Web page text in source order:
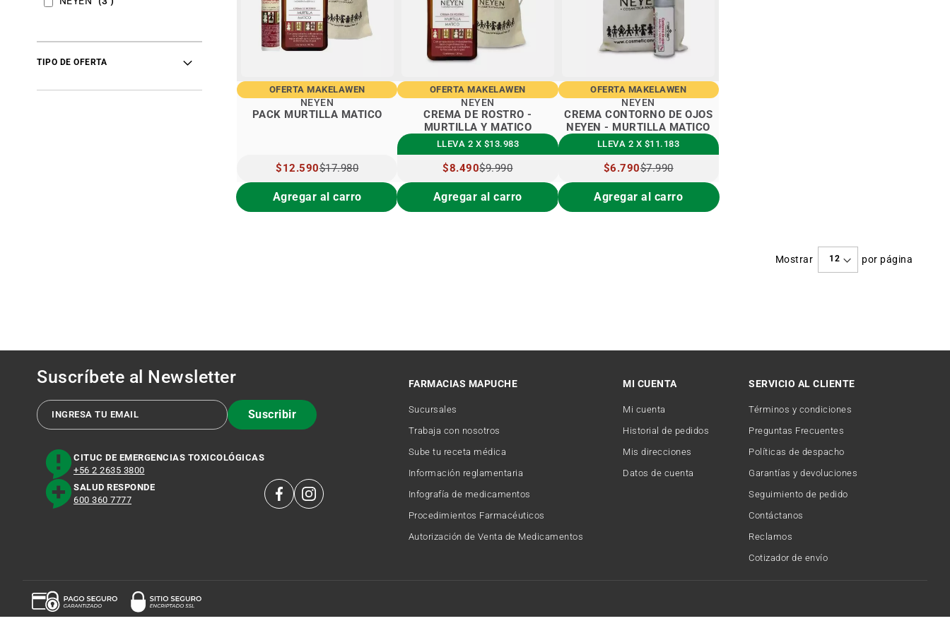
OFERTA MAKELAWEN
PACK MURTILLA MATICO
NEYEN
PRECIO
ESPECIAL
$12.590$17.980
Agregar al carro
OFERTA MAKELAWEN
CREMA DE ROSTRO -
MURTILLA Y MATICO
NEYEN
LLEVA 2 X $13.983
PRECIO
ESPECIAL
$8.490$9.990
Agregar al carro
OFERTA MAKELAWEN
CREMA CONTORNO DE OJOS
NEYEN - MURTILLA MATICO
NEYEN
LLEVA 2 X $11.183
PRECIO
ESPECIAL
$6.790$7.990
Agregar al carro
Mostrar por página
TIPO DE OFERTA
Suscríbete al Newsletter
Suscribir
CITUC DE EMERGENCIAS TOXICOLÓGICAS
+56 2 2635 3800
SALUD RESPONDE
600 360 7777
FARMACIAS MAPUCHE
Sucursales
Trabaja con nosotros
Sube tu receta médica
Información reglamentaria
Infografía de medicamentos
Procedimientos Farmacéuticos
Autorización de Venta de Medicamentos
MI CUENTA
Mi cuenta
Historial de pedidos
Mis direcciones
Datos de cuenta
SERVICIO AL CLIENTE
Términos y condiciones
Preguntas Frecuentes
Políticas de despacho
Garantías y devoluciones
Seguimiento de pedido
Contáctanos
Reclamos
Cotizador de envío